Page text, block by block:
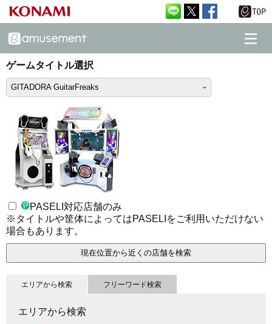
ゲームタイトル選択
GITADORA GuitarFreaks
PASELI対応店舗のみ
※タイトルや筐体によってはPASELIをご利用いただけない
場合もあります。
現在位置から近くの店舗を検索
エリアから検索 フリーワード検索
エリアから検索